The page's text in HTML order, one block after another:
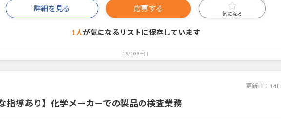
詳細を見る 応募する
気になる
1人が気になるリストに保存しています
13/109件目
更新日： 14
な指導あり】化学メーカーでの製品の検査業務